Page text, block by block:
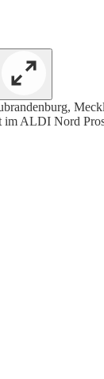
Meckl
im ALDI Nord